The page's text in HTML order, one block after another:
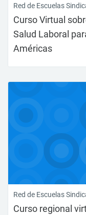
Red de Escuelas
Curso Virtual
Salud Laboral
Américas
Red de Escuelas
Curso regional